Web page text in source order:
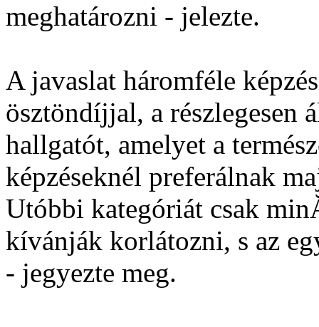
meghatározni - jelezte.
A javaslat háromféle
ösztöndíjjal, a részlegesen
hallgatót, amelyet a
képzéseknél preferálnak
Utóbbi kategóriát csak
kívánják korlátozni, s az
- jegyezte meg.